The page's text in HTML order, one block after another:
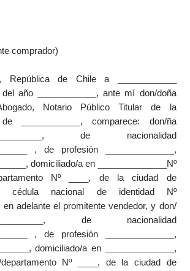
comprador)
República de Chile a ____________
del año ____________, ante mí don/doña
Abogado, Notario Público Titular de la
de ____________, comparece: don/ña
de nacionalidad
, de profesión ______________,
domiciliado/a en ______________Nº
Nº ____, de la ciudad de
cédula nacional de identidad Nº
en adelante el promitente vendedor, y don/
de nacionalidad
, de profesión ______________,
domiciliado/a en ______________,
departamento Nº ____, de la ciudad de